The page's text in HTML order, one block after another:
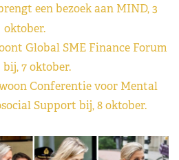
een bezoek aan MIND, 3
oktober.
Global SME Finance Forum
bij, 7 oktober.
Conferentie voor Mental
Support bij, 8 oktober.